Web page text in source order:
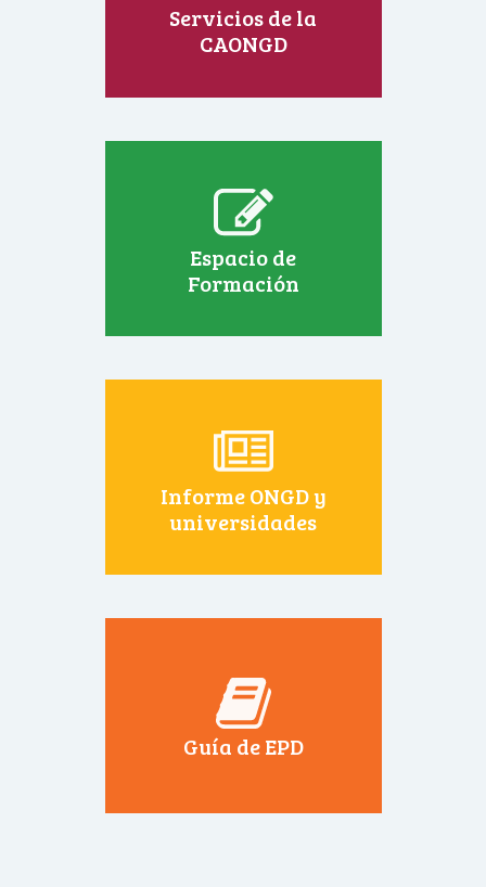
Servicios de la
CAONGD
Espacio de
Formación
Informe ONGD y
universidades
Guía de EPD